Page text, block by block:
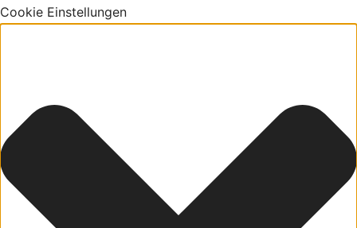
Cookie Einstellungen